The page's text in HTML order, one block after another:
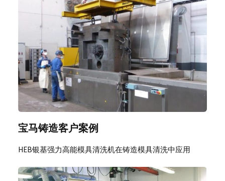
宝马铸造客户案例
HEB银基强力高能模具清洗机在铸造模具清洗中应用